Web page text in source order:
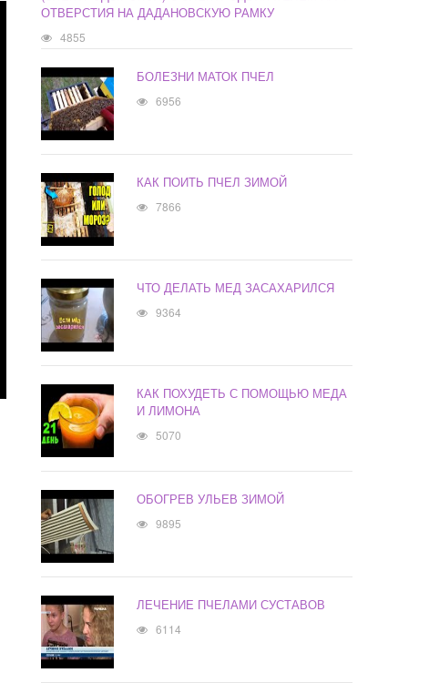
ОТВЕРСТИЯ НА ДАДАНОВСКУЮ РАМКУ
4855
БОЛЕЗНИ МАТОК ПЧЕЛ
6956
КАК ПОИТЬ ПЧЕЛ ЗИМОЙ
7866
ЧТО ДЕЛАТЬ МЕД ЗАСАХАРИЛСЯ
9364
КАК ПОХУДЕТЬ С ПОМОЩЬЮ МЕДА
И ЛИМОНА
5070
ОБОГРЕВ УЛЬЕВ ЗИМОЙ
9895
ЛЕЧЕНИЕ ПЧЕЛАМИ СУСТАВОВ
6114